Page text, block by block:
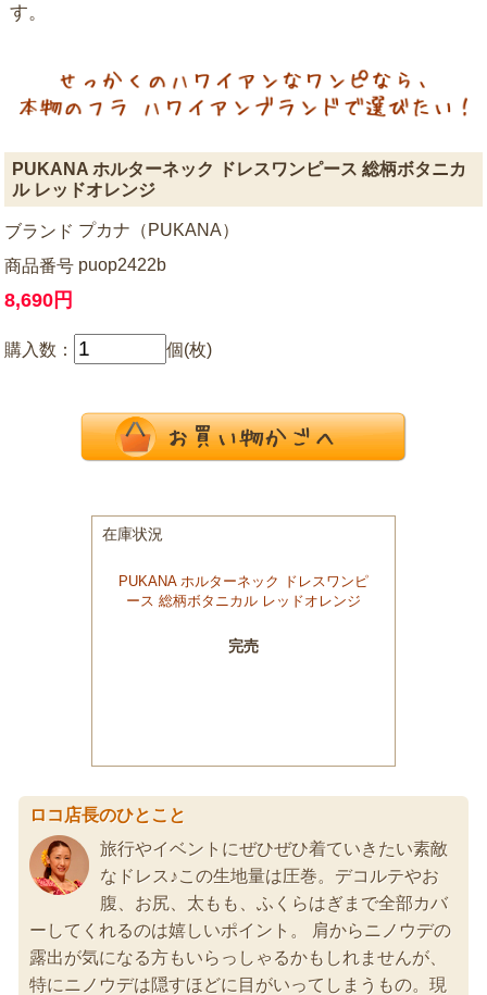
す。
PUKANA ホルターネック ドレスワンピース 総柄ボタニカ
ル レッドオレンジ
ブランド プカナ（PUKANA）
商品番号 puop2422b
8,690円
購入数： 個(枚)
ロコ店長のひとこと
旅行やイベントにぜひぜひ着ていきたい素敵
なドレス♪この生地量は圧巻。デコルテやお
腹、お尻、太もも、ふくらはぎまで全部カバ
ーしてくれるのは嬉しいポイント。 肩からニノウデの
露出が気になる方もいらっしゃるかもしれませんが、
特にニノウデは隠すほどに目がいってしまうもの。現